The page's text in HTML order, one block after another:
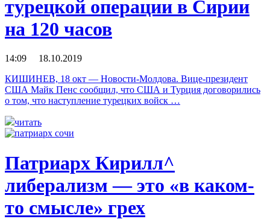
турецкой операции в Сирии
на 120 часов
14:09 18.10.2019
КИШИНЕВ, 18 окт — Новости-Молдова. Вице-президент
США Майк Пенс сообщил, что США и Турция договорились
о том, что наступление турецких войск …
читать
Патриарх Кирилл^
либерализм — это «в каком-
то смысле» грех